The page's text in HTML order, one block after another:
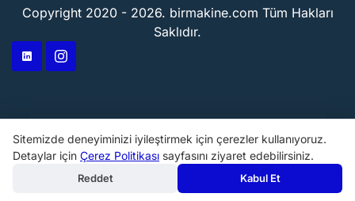
Copyright 2020 - 2026. birmakine.com Tüm Hakları
Saklıdır.
Sitemizde deneyiminizi iyileştirmek için çerezler kullanıyoruz.
Detaylar için Çerez Politikası sayfasını ziyaret edebilirsiniz.
Reddet Kabul Et